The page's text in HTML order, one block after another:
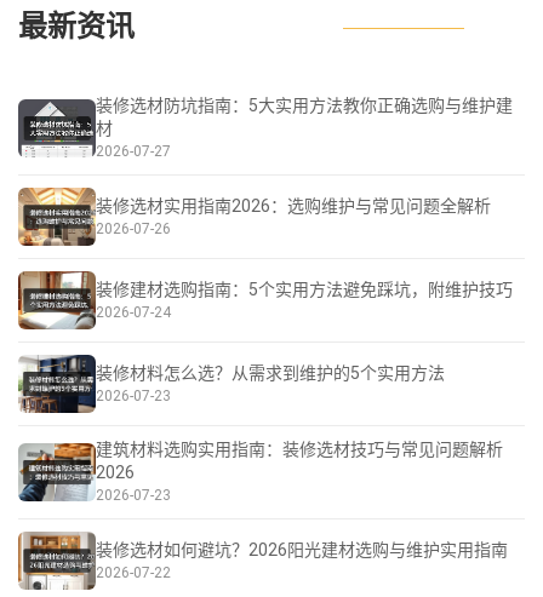
最新资讯
装修选材防坑指南：5大实用方法教你正确选购与维护建
材
2026-07-27
装修选材实用指南2026：选购维护与常见问题全解析
2026-07-26
装修建材选购指南：5个实用方法避免踩坑，附维护技巧
2026-07-24
装修材料怎么选？从需求到维护的5个实用方法
2026-07-23
建筑材料选购实用指南：装修选材技巧与常见问题解析
2026
2026-07-23
装修选材如何避坑？2026阳光建材选购与维护实用指南
2026-07-22